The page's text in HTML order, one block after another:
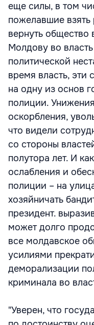
еще силы, в том
пожелавшие
вернуть общество
Молдову во
политической
время власть, эти
на одну из основ
полиции.
оскорбления,
что видели
со стороны
полутора лет. И
ослабления и
полиции – на
хозяйничать
президент.
может долго
все молдавское
усилиями
деморализации
криминала во
"Уверен, что